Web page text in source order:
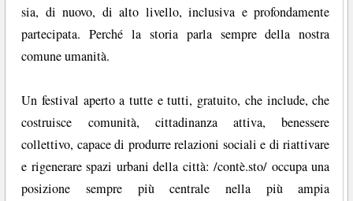
sia, di nuovo, di alto livello, inclusiva e profondamente
partecipata. Perché la storia parla sempre della nostra
comune umanità.
Un festival aperto a tutte e tutti, gratuito, che include, che
costruisce comunità, cittadinanza attiva, benessere
collettivo, capace di produrre relazioni sociali e di riattivare
e rigenerare spazi urbani della città: /contè.sto/ occupa una
posizione sempre più centrale nella più ampia